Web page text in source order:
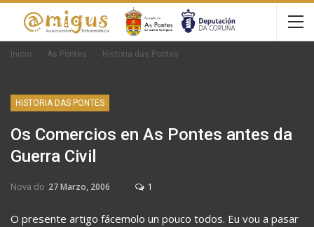
Inicio As Pontes Historia das Pontes
HISTORIA DAS PONTES
Os Comercios en As Pontes antes da
Guerra Civil
Nova do 27 Marzo, 2006 1
O presente artigo fácemolo un pouco todos. Eu vou a pasar